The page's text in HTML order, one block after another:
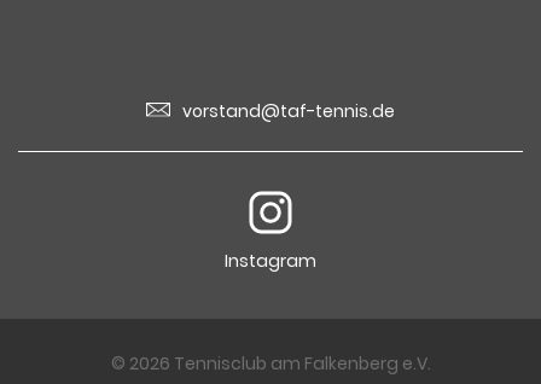
vorstand@taf-tennis.de
Instagram
© 2026 Tennisclub am Falkenberg e.V.